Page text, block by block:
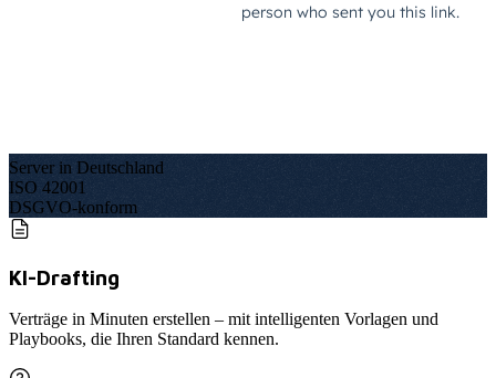
Server in Deutschland
ISO 42001
DSGVO-konform
KI-Drafting
Verträge in Minuten erstellen – mit intelligenten Vorlagen und
Playbooks, die Ihren Standard kennen.